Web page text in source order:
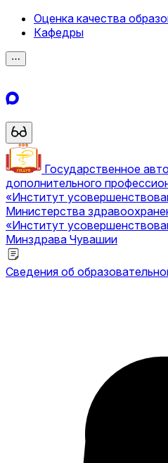
Оценка качества
Кафедры
⋯
Государственное
дополнительного
«Институт
Министерства
«Институт
Минздрава Чувашии
Сведения об